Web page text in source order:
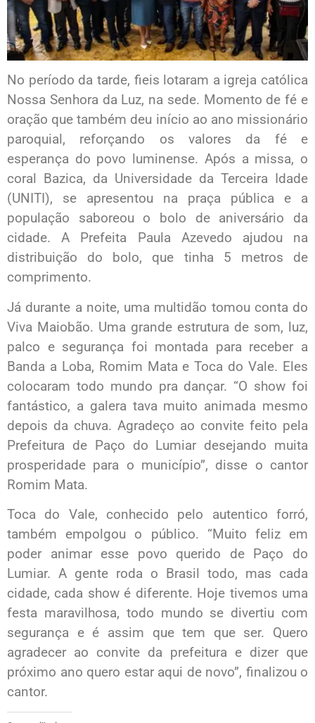
No período da tarde, fieis lotaram a igreja católica
Nossa Senhora da Luz, na sede. Momento de fé e
oração que também deu início ao ano missionário
paroquial, reforçando os valores da fé e
esperança do povo luminense. Após a missa, o
coral Bazica, da Universidade da Terceira Idade
(UNITI), se apresentou na praça pública e a
população saboreou o bolo de aniversário da
cidade. A Prefeita Paula Azevedo ajudou na
distribuição do bolo, que tinha 5 metros de
comprimento.
Já durante a noite, uma multidão tomou conta do
Viva Maiobão. Uma grande estrutura de som, luz,
palco e segurança foi montada para receber a
Banda a Loba, Romim Mata e Toca do Vale. Eles
colocaram todo mundo pra dançar. “O show foi
fantástico, a galera tava muito animada mesmo
depois da chuva. Agradeço ao convite feito pela
Prefeitura de Paço do Lumiar desejando muita
prosperidade para o município”, disse o cantor
Romim Mata.
Toca do Vale, conhecido pelo autentico forró,
também empolgou o público. “Muito feliz em
poder animar esse povo querido de Paço do
Lumiar. A gente roda o Brasil todo, mas cada
cidade, cada show é diferente. Hoje tivemos uma
festa maravilhosa, todo mundo se divertiu com
segurança e é assim que tem que ser. Quero
agradecer ao convite da prefeitura e dizer que
próximo ano quero estar aqui de novo”, finalizou o
cantor.